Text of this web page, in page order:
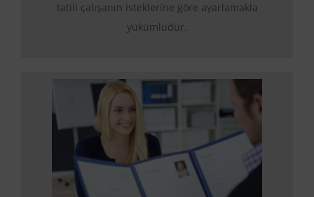
tatili çalışanın isteklerine göre ayarlamakla
yükümlüdür.